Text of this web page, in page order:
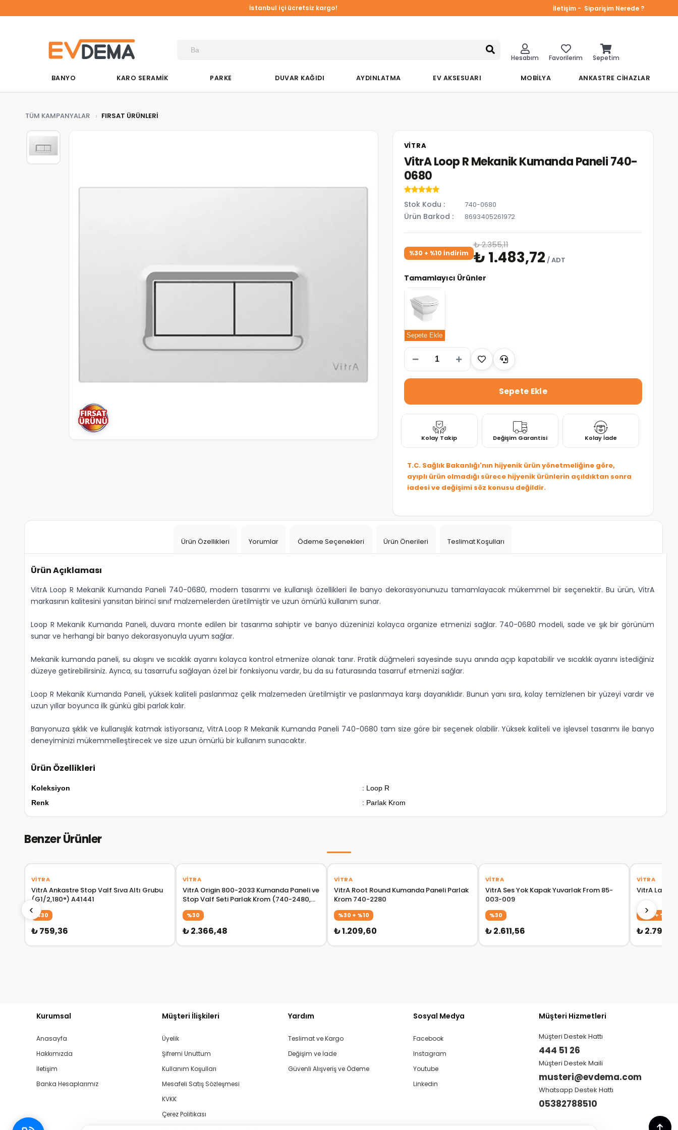
İstanbul içi ücretsiz kargo! İletişim - Siparişim Nerede ?
Hesabım Favorilerim Sepetim
BANYO KARO SERAMİK PARKE DUVAR KAĞIDI AYDINLATMA EV AKSESUARI MOBİLYA ANKASTRE CİHAZLAR
TÜM KAMPANYALAR FIRSAT ÜRÜNLERİ
VITRA
VitrA Loop R Mekanik Kumanda Paneli 740-
0680
Stok Kodu 740-0680
Ürün Barkod 8693405261972
%30 + %10 İndirim
₺ 2.355,11
₺ 1.483,72 / ADT
Tamamlayıcı Ürünler
Kolay Takip Değişim Garantisi Kolay İade
T.C. Sağlık Bakanlığı'nın hijyenik ürün yönetmeliğine göre,
ayıplı ürün olmadığı sürece hijyenik ürünlerin açıldıktan sonra
iadesi ve değişimi söz konusu değildir.
Ürün Özellikleri Yorumlar Ödeme Seçenekleri Ürün Önerileri Teslimat Koşulları
Ürün Açıklaması
VitrA Loop R Mekanik Kumanda Paneli 740-0680, modern tasarımı ve kullanışlı özellikleri ile banyo dekorasyonunuzu tamamlayacak mükemmel bir seçenektir. Bu ürün, VitrA
markasının kalitesini yansıtan birinci sınıf malzemelerden üretilmiştir ve uzun ömürlü kullanım sunar.
Loop R Mekanik Kumanda Paneli, duvara monte edilen bir tasarıma sahiptir ve banyo düzeninizi kolayca organize etmenizi sağlar. 740-0680 modeli, sade ve şık bir görünüm
sunar ve herhangi bir banyo dekorasyonuyla uyum sağlar.
Mekanik kumanda paneli, su akışını ve sıcaklık ayarını kolayca kontrol etmenize olanak tanır. Pratik düğmeleri sayesinde suyu anında açıp kapatabilir ve sıcaklık ayarını istediğiniz
düzeye getirebilirsiniz. Ayrıca, su tasarrufu sağlayan özel bir fonksiyonu vardır, bu da su faturasında tasarruf etmenizi sağlar.
Loop R Mekanik Kumanda Paneli, yüksek kaliteli paslanmaz çelik malzemeden üretilmiştir ve paslanmaya karşı dayanıklıdır. Bunun yanı sıra, kolay temizlenen bir yüzeyi vardır ve
uzun yıllar boyunca ilk günkü gibi parlak kalır.
Banyonuza şıklık ve kullanışlık katmak istiyorsanız, VitrA Loop R Mekanik Kumanda Paneli 740-0680 tam size göre bir seçenek olabilir. Yüksek kaliteli ve işlevsel tasarımı ile banyo
deneyiminizi mükemmelleştirecek ve size uzun ömürlü bir kullanım sunacaktır.
Ürün Özellikleri
Koleksiyon
: Loop R
Renk
: Parlak Krom
Benzer Ürünler
‹ ›
VITRA
VitrA Ankastre Stop Valf Sıva Altı Grubu
(G1/2,180°) A41441
%30
₺ 759,36
VITRA
VitrA Origin 800-2033 Kumanda Paneli ve
Stop Valf Seti Parlak Krom (740-2480,
A41461GR)
%30
₺ 2.366,48
VITRA
VitrA Root Round Kumanda Paneli Parlak
Krom 740-2280
%30 + %10
₺ 1.209,60
VITRA
VitrA Ses Yok Kapak Yuvarlak From 85-
003-009
%30
₺ 2.611,56
VITRA
VitrA
%30 + %10
₺
Kurumsal
Anasayfa
Hakkımızda
İletişim
Banka Hesaplarımız
Müşteri İlişkileri
Üyelik
Şifremi Unuttum
Kullanım Koşulları
Mesafeli Satış Sözleşmesi
KVKK
Çerez Politikası
Yardım
Teslimat ve Kargo
Değişim ve İade
Güvenli Alışveriş ve Ödeme
Sosyal Medya
Facebook
Instagram
Youtube
Linkedin
Müşteri Hizmetleri
Müşteri Destek Hattı
444 51 26
Müşteri Destek Maili
musteri@evdema.com
Whatsapp Destek Hattı
05382788510